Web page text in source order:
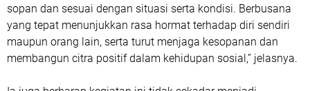
sopan dan sesuai dengan situasi serta kondisi. Berbusana
yang tepat menunjukkan rasa hormat terhadap diri sendiri
maupun orang lain, serta turut menjaga kesopanan dan
membangun citra positif dalam kehidupan sosial,” jelasnya.